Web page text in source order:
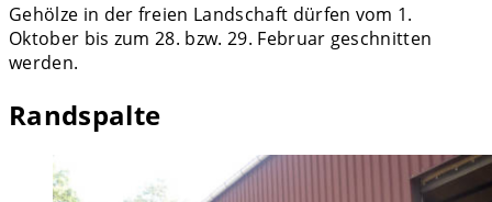
Gehölze in der freien Landschaft dürfen vom 1.
Oktober bis zum 28. bzw. 29. Februar geschnitten
werden.
Randspalte